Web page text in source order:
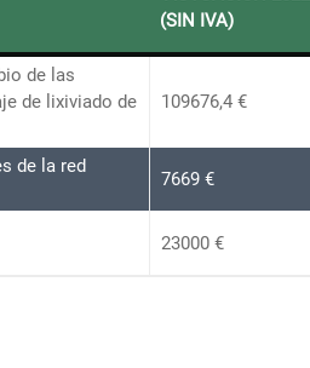
(SIN IVA)
de las
de lixiviado de
109676,4 €
de la red
7669 €
23000 €